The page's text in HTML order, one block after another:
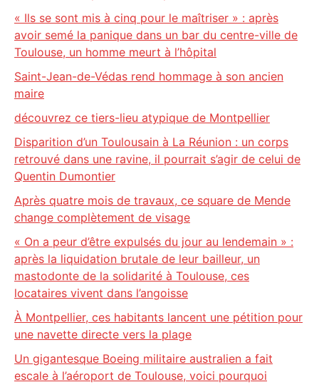
« Ils se sont mis à cinq pour le maîtriser » : après
avoir semé la panique dans un bar du centre-ville de
Toulouse, un homme meurt à l’hôpital
Saint-Jean-de-Védas rend hommage à son ancien
maire
découvrez ce tiers-lieu atypique de Montpellier
Disparition d’un Toulousain à La Réunion : un corps
retrouvé dans une ravine, il pourrait s’agir de celui de
Quentin Dumontier
Après quatre mois de travaux, ce square de Mende
change complètement de visage
« On a peur d’être expulsés du jour au lendemain » :
après la liquidation brutale de leur bailleur, un
mastodonte de la solidarité à Toulouse, ces
locataires vivent dans l’angoisse
À Montpellier, ces habitants lancent une pétition pour
une navette directe vers la plage
Un gigantesque Boeing militaire australien a fait
escale à l’aéroport de Toulouse, voici pourquoi